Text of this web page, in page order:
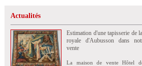
Actualités
Estimation d'une tapisserie de
royale d'Aubusson dans
vente
La maison de vente Hôtel